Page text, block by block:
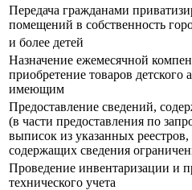
Передача гражданами
помещений в собственность
и более детей
Назначение ежемесячной
приобретение товаров детского
имеющим
Предоставление сведений,
(в части предоставления по
выписок из указанных
содержащих сведения
Проведение инвентаризации и
технического учета